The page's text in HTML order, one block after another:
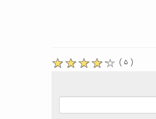
( ۵ )